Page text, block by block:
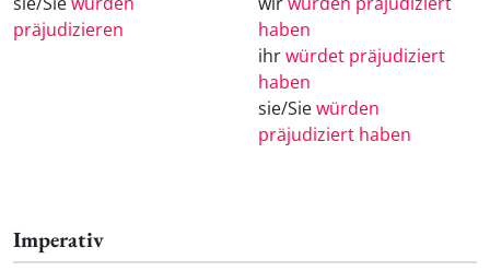
präjudizieren
haben
ihrwürdet präjudiziert
haben
sie/Siewürden
präjudiziert haben
Imperativ